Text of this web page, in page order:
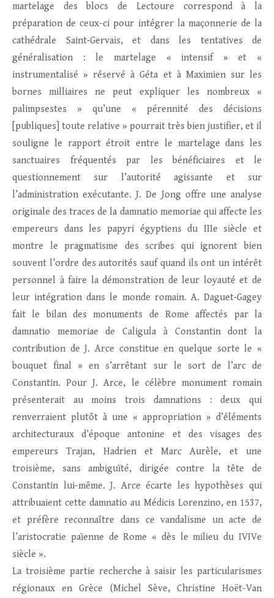
martelage des blocs de Lectoure correspond à la
préparation de ceux-ci pour intégrer la maçonnerie de la
cathédrale Saint‑Gervais, et dans les tentatives de
généralisation : le martelage « intensif » et «
instrumentalisé » réservé à Géta et à Maximien sur les
bornes milliaires ne peut expliquer les nombreux «
palimpsestes » qu’une « pérennité des décisions
[publiques] toute relative » pourrait très bien justifier, et il
souligne le rapport étroit entre le martelage dans les
sanctuaires fréquentés par les bénéficiaires et le
questionnement sur l’autorité agissante et sur
l’administration exécutante. J. De Jong offre une analyse
originale des traces de la damnatio memoriae qui affecte les
empereurs dans les papyri égyptiens du IIIe siècle et
montre le pragmatisme des scribes qui ignorent bien
souvent l’ordre des autorités sauf quand ils ont un intérêt
personnel à faire la démonstration de leur loyauté et de
leur intégration dans le monde romain. A. Daguet‑Gagey
fait le bilan des monuments de Rome affectés par la
damnatio memoriae de Caligula à Constantin dont la
contribution de J. Arce constitue en quelque sorte le «
bouquet final » en s’arrêtant sur le sort de l’arc de
Constantin. Pour J. Arce, le célèbre monument romain
présenterait au moins trois damnations : deux qui
renverraient plutôt à une « appropriation » d’éléments
architecturaux d’époque antonine et des visages des
empereurs Trajan, Hadrien et Marc Aurèle, et une
troisième, sans ambiguïté, dirigée contre la tête de
Constantin lui-même. J. Arce écarte les hypothèses qui
attribuaient cette damnatio au Médicis Lorenzino, en 1537,
et préfère reconnaître dans ce vandalisme un acte de
l’aristocratie païenne de Rome « dès le milieu du IVIVe
siècle ».
La troisième partie recherche à saisir les particularismes
régionaux en Grèce (Michel Sève, Christine Hoët-Van